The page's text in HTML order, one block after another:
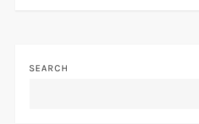
a
SEARCH